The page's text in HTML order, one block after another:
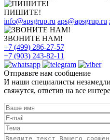
ПИШИТЕ!
info@apsgrup.ru aps@apsgrup.ru
ЗВОНИТЕ НАМ!
+7 (499) 286-27-57
+7 (903) 243-82-11
Отправьте нам сообщение
И наши специалисты
свяжутся, ответив на все